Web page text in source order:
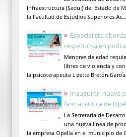
Infraestructura (Sedui) del Estado de
la Facultad de Estudios Superiores Ac...
Especialista
respetuosa en
Menores de edad
libres de violencia y
la psicoterapeuta Lizette Bretón
Inauguran nueva
farmacéutica de
La Secretaría de
una nueva línea de
la empresa Opella en el municipio de